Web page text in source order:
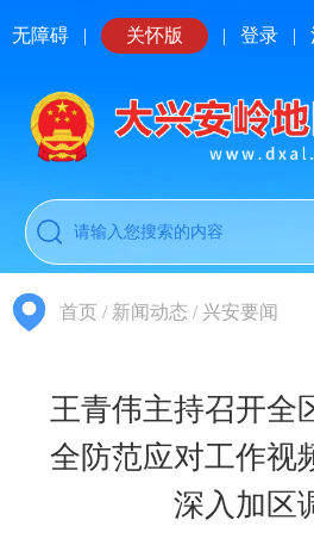
无障碍 | 关怀版 | 登录 |
首页 / 新闻动态 / 兴安要闻
王青伟主持召开全
全防范应对工作视
深入加区